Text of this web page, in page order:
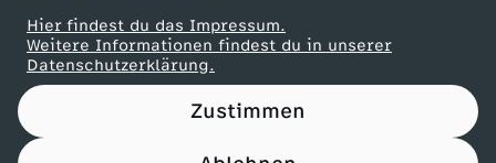
Hier findest du das Impressum.
Weitere Informationen findest du in unserer
Datenschutzerklärung.
Zustimmen
n
?
Partner